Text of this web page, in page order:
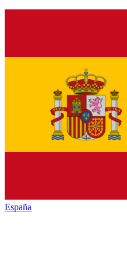
España